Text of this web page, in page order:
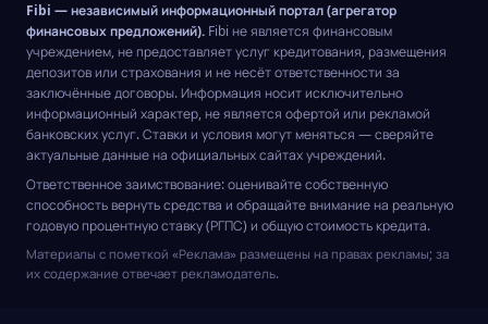
Fibi — независимый информационный портал (агрегатор
финансовых предложений). Fibi не является финансовым
учреждением, не предоставляет услуг кредитования, размещения
депозитов или страхования и не несёт ответственности за
заключённые договоры. Информация носит исключительно
информационный характер, не является офертой или рекламой
банковских услуг. Ставки и условия могут меняться — сверяйте
актуальные данные на официальных сайтах учреждений.
Ответственное заимствование: оценивайте собственную
способность вернуть средства и обращайте внимание на реальную
годовую процентную ставку (РГПС) и общую стоимость кредита.
Материалы с пометкой «Реклама» размещены на правах рекламы; за
их содержание отвечает рекламодатель.